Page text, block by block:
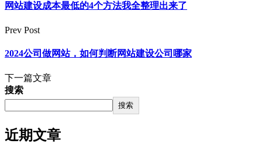
网站建设成本最低的4个方法我全整理出来了
Prev Post
2024公司做网站，如何判断网站建设公司哪家
下一篇文章
搜索
搜索
近期文章